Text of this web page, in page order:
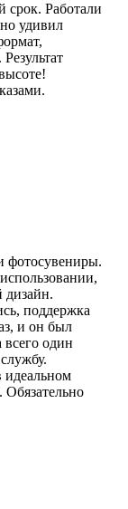
срок. Работали
удивил
фотосувениры.
дизайн.
поддержка
и он был
всего один
идеальном
Обязательно